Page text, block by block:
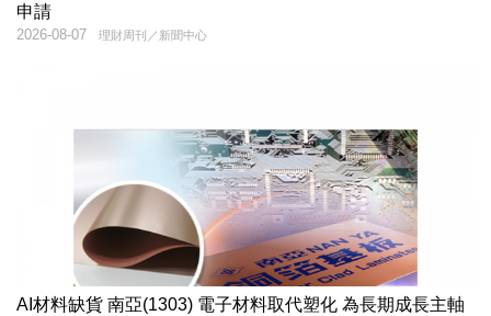
申請
理財周刊／新聞中心
2026-08-07
AI材料缺貨 南亞(1303) 電子材料取代塑化 為長期成長主軸